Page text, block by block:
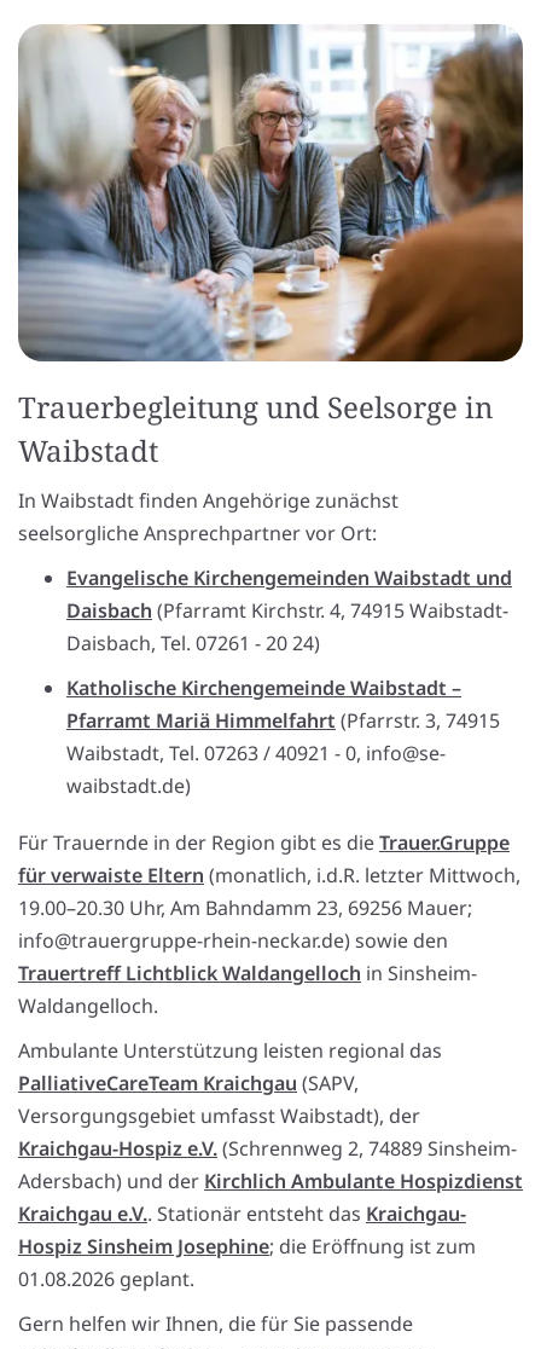
Trauerbegleitung und Seelsorge in
Waibstadt
In Waibstadt finden Angehörige zunächst
seelsorgliche Ansprechpartner vor Ort:
Evangelische Kirchengemeinden Waibstadt und
Daisbach (Pfarramt Kirchstr. 4, 74915 Waibstadt-
Daisbach, Tel. 07261 - 20 24)
Katholische Kirchengemeinde Waibstadt –
Pfarramt Mariä Himmelfahrt (Pfarrstr. 3, 74915
Waibstadt, Tel. 07263 / 40921 - 0, info@se-
waibstadt.de)
Für Trauernde in der Region gibt es dieTrauer.Gruppe
für verwaiste Eltern (monatlich, i.d.R. letzter Mittwoch,
19.00–20.30 Uhr, Am Bahndamm 23, 69256 Mauer;
info@trauergruppe-rhein-neckar.de) sowie den
Trauertreff Lichtblick Waldangelloch in Sinsheim-
Waldangelloch.
Ambulante Unterstützung leisten regional das
PalliativeCareTeam Kraichgau (SAPV,
Versorgungsgebiet umfasst Waibstadt), der
Kraichgau-Hospiz e.V.(Schrennweg 2, 74889 Sinsheim-
Adersbach) und der Kirchlich Ambulante Hospizdienst
Kraichgau e.V.. Stationär entsteht das Kraichgau-
Hospiz Sinsheim Josephine; die Eröffnung ist zum
01.08.2026 geplant.
Gern helfen wir Ihnen, die für Sie passende